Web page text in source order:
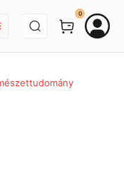
BEJELENTKEZÉS
0